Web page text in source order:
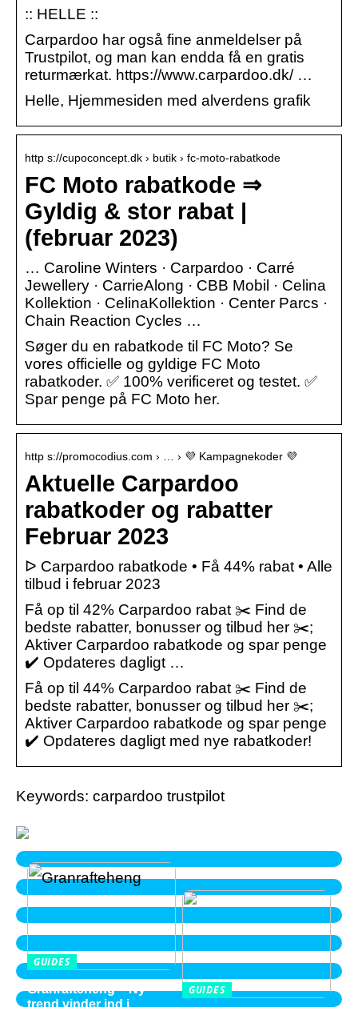
:: HELLE ::
Carpardoo har også fine anmeldelser på
Trustpilot, og man kan endda få en gratis
returmærkat. https://www.carpardoo.dk/ …
Helle, Hjemmesiden med alverdens grafik
http s://cupoconcept.dk › butik › fc-moto-rabatkode
FC Moto rabatkode ⇒
Gyldig & stor rabat |
(februar 2023)
… Caroline Winters · Carpardoo · Carré
Jewellery · CarrieAlong · CBB Mobil · Celina
Kollektion · CelinaKollektion · Center Parcs ·
Chain Reaction Cycles …
Søger du en rabatkode til FC Moto? Se
vores officielle og gyldige FC Moto
rabatkoder. ✅ 100% verificeret og testet. ✅
Spar penge på FC Moto her.
http s://promocodius.com › … › 💜 Kampagnekoder 💜
Aktuelle Carpardoo
rabatkoder og rabatter
Februar 2023
ᐅ Carpardoo rabatkode • Få 44% rabat • Alle
tilbud i februar 2023
Få op til 42% Carpardoo rabat ✂️ Find de
bedste rabatter, bonusser og tilbud her ✂️;
Aktiver Carpardoo rabatkode og spar penge
✔️ Opdateres dagligt …
Få op til 44% Carpardoo rabat ✂️ Find de
bedste rabatter, bonusser og tilbud her ✂️;
Aktiver Carpardoo rabatkode og spar penge
✔️ Opdateres dagligt med nye rabatkoder!
Keywords: carpardoo trustpilot
GUIDES
Granrafteheng – Ny
trend vinder ind i
GUIDES